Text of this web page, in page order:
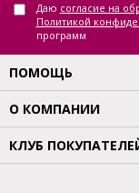
Даю согласие на
Политикой
программ
ПОМОЩЬ
О КОМПАНИИ
КЛУБ